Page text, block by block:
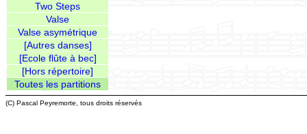
Two Steps
Valse
Valse asymétrique
[Autres danses]
[Ecole flûte à bec]
[Hors répertoire]
Toutes les partitions
(C) Pascal Peyremorte, tous droits réservés